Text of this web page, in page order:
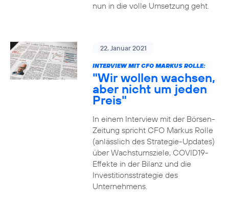
nun in die volle Umsetzung geht.
22. Januar 2021
INTERVIEW MIT CFO MARKUS ROLLE:
"Wir wollen wachsen,
aber nicht um jeden
Preis"
In einem Interview mit der Börsen-
Zeitung spricht CFO Markus Rolle
(anlässlich des Strategie-Updates)
über Wachstumsziele, COVID19-
Effekte in der Bilanz und die
Investitionsstrategie des
Unternehmens.